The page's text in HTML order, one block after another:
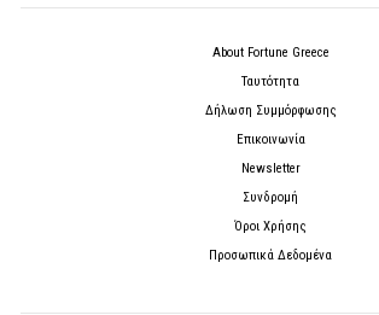
About Fortune Greece
Ταυτότητα
Δήλωση Συμμόρφωσης
Επικοινωνία
Newsletter
Συνδρομή
Όροι Χρήσης
Προσωπικά Δεδομένα